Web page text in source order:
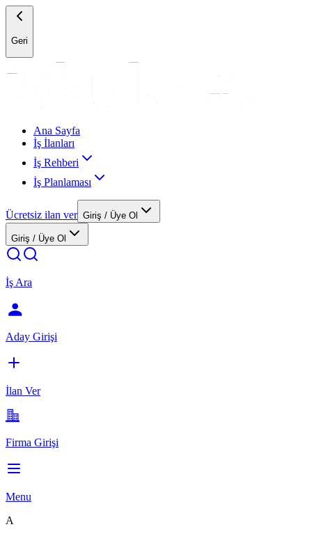
Geri
Ana Sayfa
İş İlanları
İş Rehberi
İş Planlaması
Ücretsiz ilan ver Giriş / Üye Ol
Giriş / Üye Ol
İş Ara
Aday Girişi
İlan Ver
Firma Girişi
Menu
A